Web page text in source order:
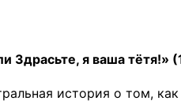
Здрасьте, я ваша тётя!»
история о том,